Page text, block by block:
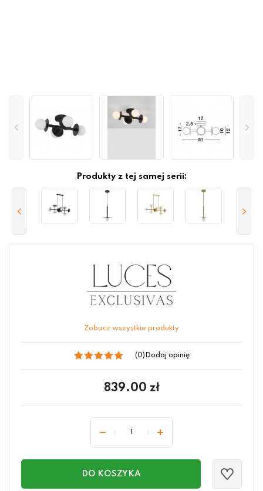
Produkty z tej samej serii:
Zobacz wszystkie produkty
(0) Dodaj opinię
839.00 zł
DO KOSZYKA